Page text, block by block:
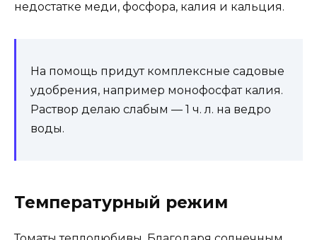
недостатке меди, фосфора, калия и кальция.
На помощь придут комплексные садовые
удобрения, например монофосфат калия.
Раствор делаю слабым — 1 ч. л. на ведро
воды.
Температурный режим